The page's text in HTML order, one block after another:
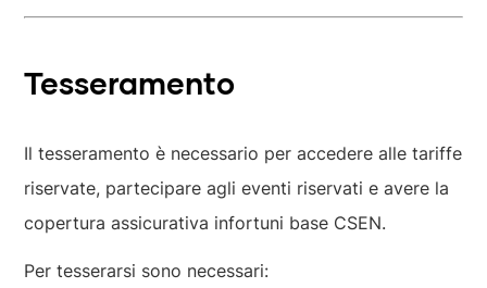
Tesseramento
Il tesseramento è necessario per accedere alle tariffe
riservate, partecipare agli eventi riservati e avere la
copertura assicurativa infortuni base CSEN.
Per tesserarsi sono necessari: